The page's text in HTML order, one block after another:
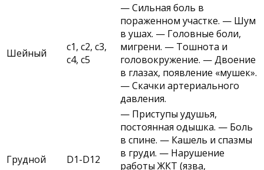
Шейный
с1, с2, с3,
с4, с5
— Сильная боль в
пораженном участке. — Шум
в ушах. — Головные боли,
мигрени. — Тошнота и
головокружение. — Двоение
в глазах, появление «мушек».
— Скачки артериального
давления.
Грудной D1-D12
— Приступы удушья,
постоянная одышка. — Боль
в спине. — Кашель и спазмы
в груди. — Нарушение
работы ЖКТ (язва,